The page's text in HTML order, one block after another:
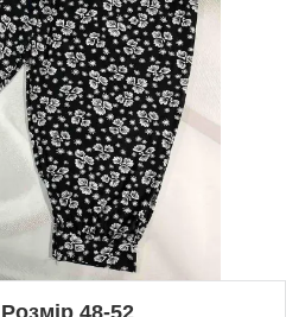
Розмір 48-52